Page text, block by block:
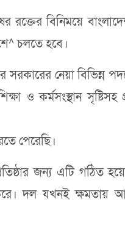
রক্তের বিনিময়ে
চলতে হবে।
নেয়া বিভিন্ন
ও কর্মসংস্থান সৃষ্টিসহ
পেরেছি।
জন্য এটি গঠিত
দল যখনই ক্ষমতায়